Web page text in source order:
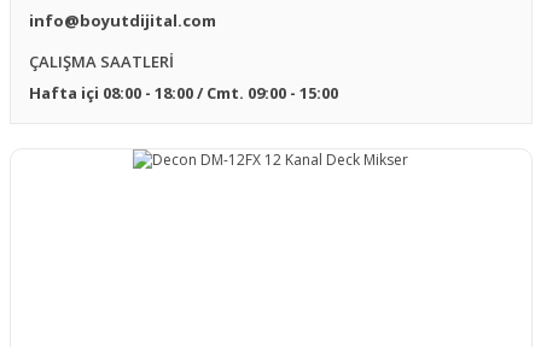
info@boyutdijital.com
ÇALIŞMA SAATLERİ
Hafta içi 08:00 - 18:00 / Cmt. 09:00 - 15:00